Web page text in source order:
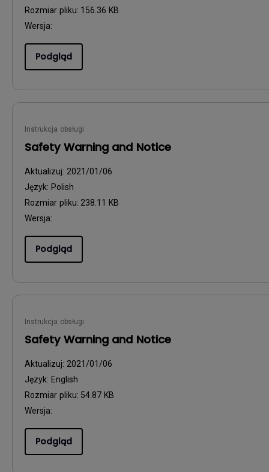
Rozmiar pliku: 156.36 KB
Wersja:
Podgląd
Instrukcja obsługi
Safety Warning and Notice
Aktualizuj: 2021/01/06
Język: Polish
Rozmiar pliku: 238.11 KB
Wersja:
Podgląd
Instrukcja obsługi
Safety Warning and Notice
Aktualizuj: 2021/01/06
Język: English
Rozmiar pliku: 54.87 KB
Wersja:
Podgląd